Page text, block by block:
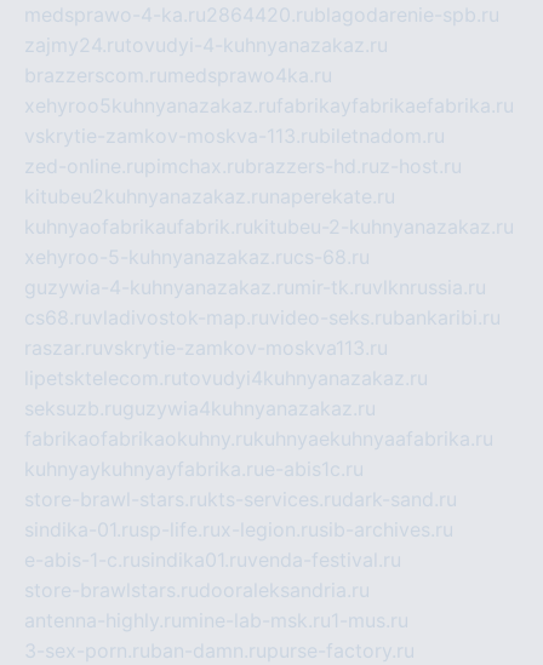
medsprawo-4-ka.ru2864420.rublagodarenie-spb.ru
zajmy24.rutovudyi-4-kuhnyanazakaz.ru
brazzerscom.ru medsprawo4ka.ru
xehyroo5kuhnyanazakaz.rufabrikayfabrikaefabrika.ru
vskrytie-zamkov-moskva-113.rubiletnadom.ru
zed-online.rupimchax.rubrazzers-hd.ruz-host.ru
kitubeu2kuhnyanazakaz.ru naperekate.ru
kuhnyaofabrikaufabrik.rukitubeu-2-kuhnyanazakaz.ru
xehyroo-5-kuhnyanazakaz.rucs-68.ru
guzywia-4-kuhnyanazakaz.ru mir-tk.ruvlknrussia.ru
cs68.ruvladivostok-map.ruvideo-seks.rubankaribi.ru
raszar.ruvskrytie-zamkov-moskva113.ru
lipetsktelecom.rutovudyi4kuhnyanazakaz.ru
seksuzb.ruguzywia4kuhnyanazakaz.ru
fabrikaofabrikaokuhny.rukuhnyaekuhnyaafabrika.ru
kuhnyaykuhnyayfabrika.rue-abis1c.ru
store-brawl-stars.rukts-services.rudark-sand.ru
sindika-01.rusp-life.rux-legion.rusib-archives.ru
e-abis-1-c.rusindika01.ruvenda-festival.ru
store-brawlstars.rudooraleksandria.ru
antenna-highly.ru mine-lab-msk.ru1-mus.ru
3-sex-porn.ruban-damn.rupurse-factory.ru